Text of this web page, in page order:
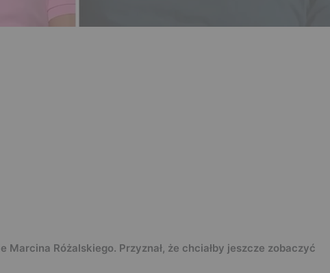
Marcina Różalskiego. Przyznał, że chciałby jeszcze zobaczyć